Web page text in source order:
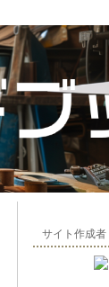
サイト作成者